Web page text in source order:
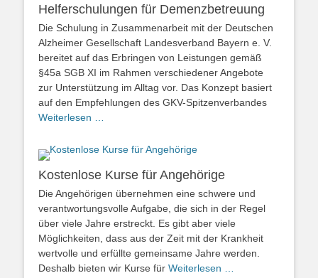
Helferschulungen für Demenzbetreuung
Die Schulung in Zusammenarbeit mit der Deutschen
Alzheimer Gesellschaft Landesverband Bayern e. V.
bereitet auf das Erbringen von Leistungen gemäß
§45a SGB XI im Rahmen verschiedener Angebote
zur Unterstützung im Alltag vor. Das Konzept basiert
auf den Empfehlungen des GKV-Spitzenverbandes
Weiterlesen …
Kostenlose Kurse für Angehörige
Die Angehörigen übernehmen eine schwere und
verantwortungsvolle Aufgabe, die sich in der Regel
über viele Jahre erstreckt. Es gibt aber viele
Möglichkeiten, dass aus der Zeit mit der Krankheit
wertvolle und erfüllte gemeinsame Jahre werden.
Deshalb bieten wir Kurse für Weiterlesen …